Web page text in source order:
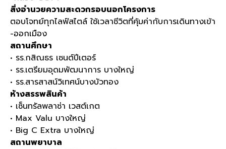
สิ่งอำนวยความสะดวกรอบนอกโครงการ
ตอบโจทย์ทุกไลฟ์สไตล์ ใช้เวลาชีวิตที่คุ้มค่ากับการเดินทางเข้า
-ออกเมือง
สถานศึกษา
• รร.กสิณธร เซนต์ปีเตอร์
• รร.เตรียมอุดมพัฒนาการ บางใหญ่
• รร.สารสาสน์วิเทศน์บางบัวทอง
ห้างสรรพสินค้า
• เซ็นทรัลพลาซ่า เวสต์เกต
• Max Valu บางใหญ่
• Big C Extra บางใหญ่
สถานพยาบาล